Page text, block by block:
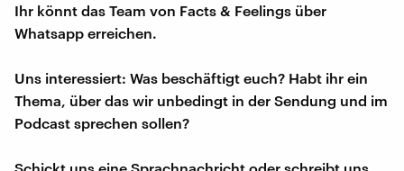
Ihr könnt das Team von Facts & Feelings über
Whatsapp erreichen.
Uns interessiert: Was beschäftigt euch? Habt ihr ein
Thema, über das wir unbedingt in der Sendung und im
Podcast sprechen sollen?